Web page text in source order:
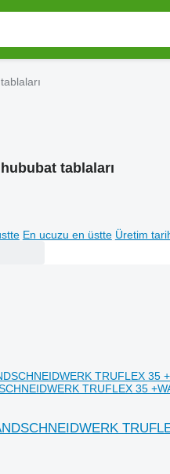
tablaları
En ucuzu en üstte Üretim
TRUFLEX 35